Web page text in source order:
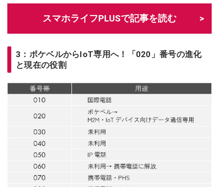
スマホライフPLUSで記事を読む
3：ポケベルからIoT専用へ！「020」番号の進化
と現在の役割